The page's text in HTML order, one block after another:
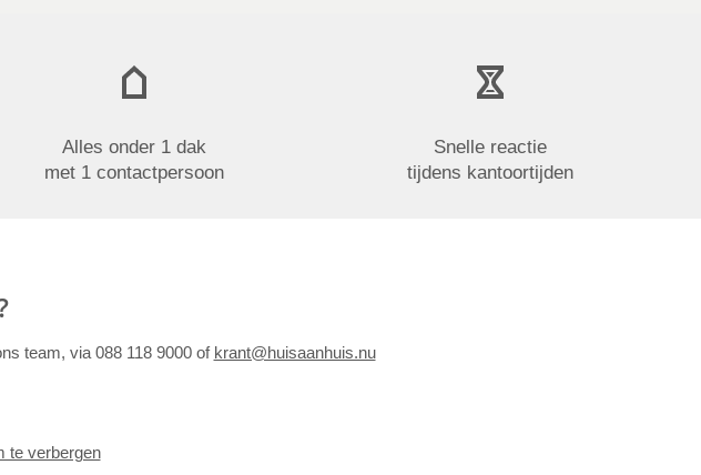
Alles onder 1 dak
met 1 contactpersoon
Snelle reactie
tijdens kantoortijden
team, via 088 118 9000 of krant@huisaanhuis.nu